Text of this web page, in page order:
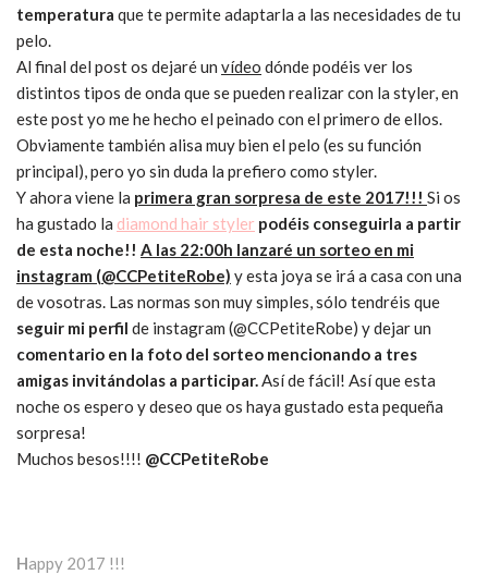
temperatura que te permite adaptarla a las necesidades de tu
pelo.
Al final del post os dejaré un vídeo dónde podéis ver los
distintos tipos de onda que se pueden realizar con la styler, en
este post yo me he hecho el peinado con el primero de ellos.
Obviamente también alisa muy bien el pelo (es su función
principal), pero yo sin duda la prefiero como styler.
Y ahora viene la primera gran sorpresa de este 2017!!! Si os
ha gustado la diamond hair styler podéis conseguirla a partir
de esta noche!! A las 22:00h lanzaré un sorteo en mi
instagram (@CCPetiteRobe) y esta joya se irá a casa con una
de vosotras. Las normas son muy simples, sólo tendréis que
seguir mi perfil de instagram (@CCPetiteRobe) y dejar un
comentario en la foto del sorteo mencionando a tres
amigas invitándolas a participar.Así de fácil! Así que esta
noche os espero y deseo que os haya gustado esta pequeña
sorpresa!
Muchos besos!!!! @CCPetiteRobe
Happy 2017 !!!